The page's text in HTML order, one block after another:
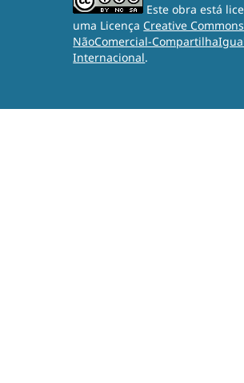
Este obra está
uma Licença Creative
NãoComercial-
Internacional.